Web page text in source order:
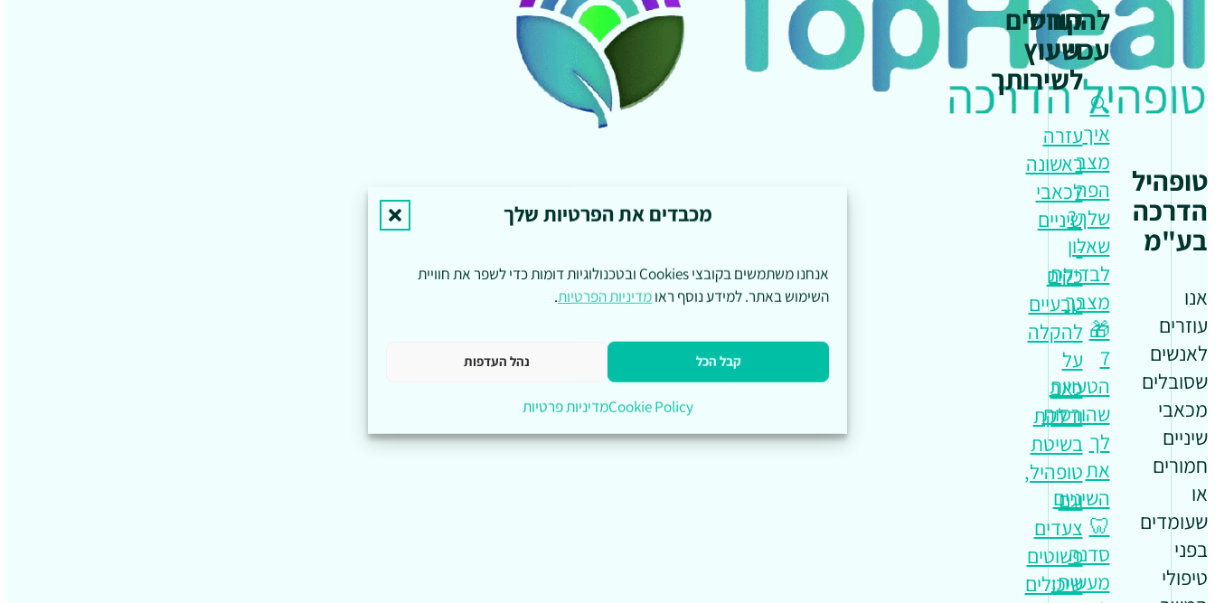
מכבדים את הפרטיות שלך
אנחנו משתמשים בקובצי Cookies ובטכנולוגיות דומות כדי לשפר את חוויית
השימוש באתר. למידע נוסף ראומדיניות הפרטיות.
קבל הכל נהל העדפות
Cookie Policyמדיניות פרטיות
טופהיל
הדרכה
בע"מ
אנו
עוזרים
לאנשים
שסובלים
מכאבי
שיניים
חמורים
או
שעומדים
בפני
טיפולי
להתחיל
עכשיו
🔍
איך
מצב
הפה
שלך?
שאלון
לבדיקת
מצבך
🎁
7
הטעויות
שהורסות
לך
את
השיניים
🦷
סדנה
מעשית:
קורסים
וייעוץ
לשירותך
עזרה
ראשונה
לכאבי
שיניים
-
כלים
טבעיים
להקלה
על
כאב
ודלקת
בשיטת
טופהיל,
וגם
צעדים
פשוטים
שיכולים